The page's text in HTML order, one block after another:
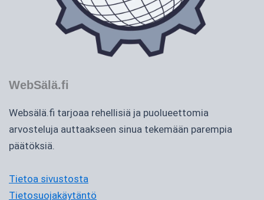
WebSälä.fi
Websälä.fi tarjoaa rehellisiä ja puolueettomia
arvosteluja auttaakseen sinua tekemään parempia
päätöksiä.
Tietoa sivustosta
Tietosuojakäytäntö